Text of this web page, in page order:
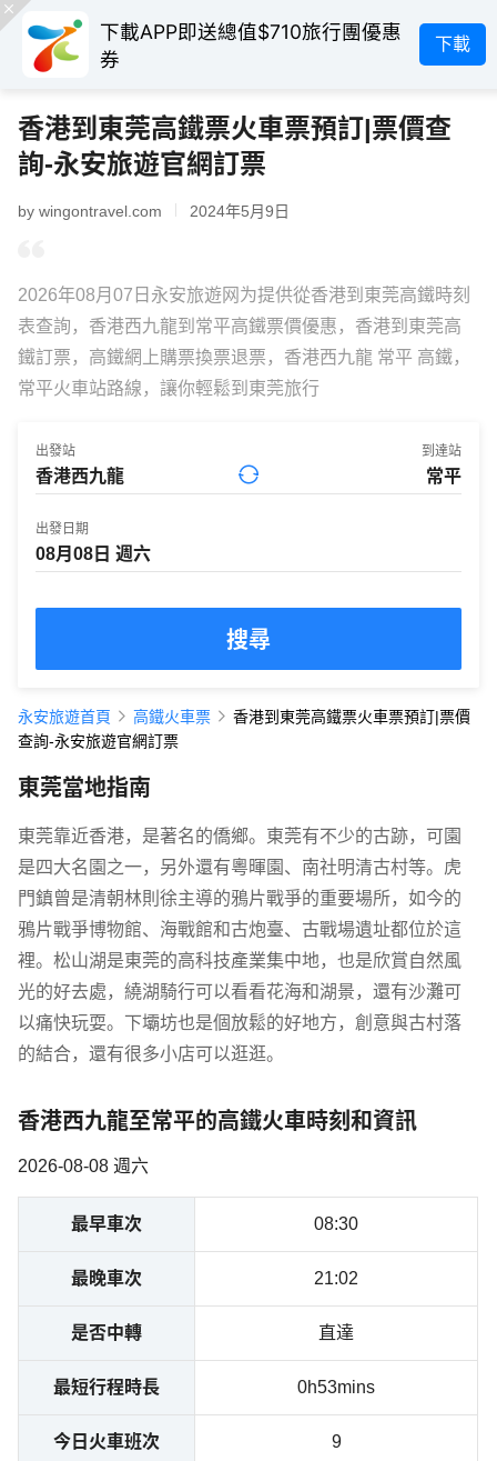
下載APP即送總值$710旅行團優惠
券
下載
香港到東莞高鐵票火車票預訂|票價查
詢-永安旅遊官網訂票
by wingontravel.com 2024年5月9日
2026年08月07日永安旅遊网为提供從香港到東莞高鐵時刻
表查詢，香港西九龍到常平高鐵票價優惠，香港到東莞高
鐵訂票，高鐵網上購票換票退票，香港西九龍 常平 高鐵，
常平火車站路線，讓你輕鬆到東莞旅行
出發站 到達站
出發日期
搜尋
永安旅遊首頁 高鐵火車票
香港到東莞高鐵票火車票預訂|票價
查詢-永安旅遊官網訂票
東莞當地指南
東莞靠近香港，是著名的僑鄉。東莞有不少的古跡，可園
是四大名園之一，另外還有粵暉園、南社明清古村等。虎
門鎮曾是清朝林則徐主導的鴉片戰爭的重要場所，如今的
鴉片戰爭博物館、海戰館和古炮臺、古戰場遺址都位於這
裡。松山湖是東莞的高科技產業集中地，也是欣賞自然風
光的好去處，繞湖騎行可以看看花海和湖景，還有沙灘可
以痛快玩耍。下壩坊也是個放鬆的好地方，創意與古村落
的結合，還有很多小店可以逛逛。
香港西九龍至常平的高鐵火車時刻和資訊
2026-08-08 週六
最早車次 08:30
最晚車次 21:02
是否中轉 直達
最短行程時長 0h53mins
今日火車班次 9